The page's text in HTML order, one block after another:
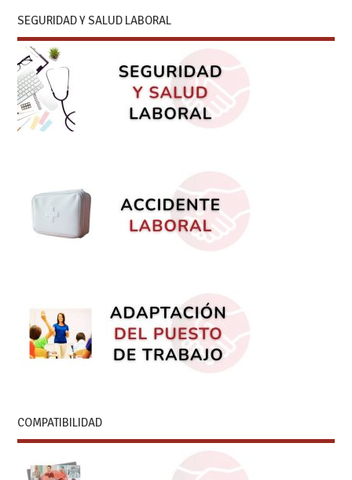
SEGURIDAD Y SALUD LABORAL
COMPATIBILIDAD